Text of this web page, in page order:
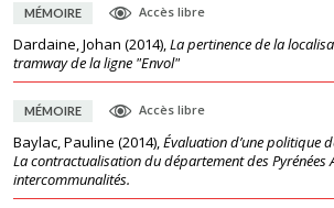
MÉMOIRE Accès libre
Dardaine, Johan (2014),La pertinence de la
tramway de la ligne "Envol"
MÉMOIRE Accès libre
Baylac, Pauline (2014),Évaluation d’une politique
La contractualisation du département des Pyrénées
intercommunalités.